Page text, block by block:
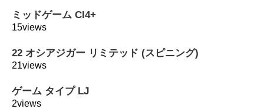
ミッドゲーム CI4+
15views
22 オシアジガー リミテッド (スピニング)
21views
ゲーム タイプ LJ
2views